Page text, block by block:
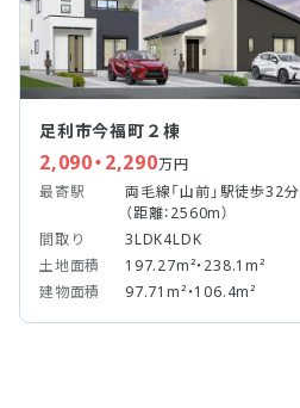
足利市今福町２棟
2,090・2,290万円
最寄駅
両毛線「山前」駅徒歩32分
（距離：2560m）
間取り
3LDK4LDK
土地面積
197.27m²・238.1m²
建物面積
97.71m²・106.4m²